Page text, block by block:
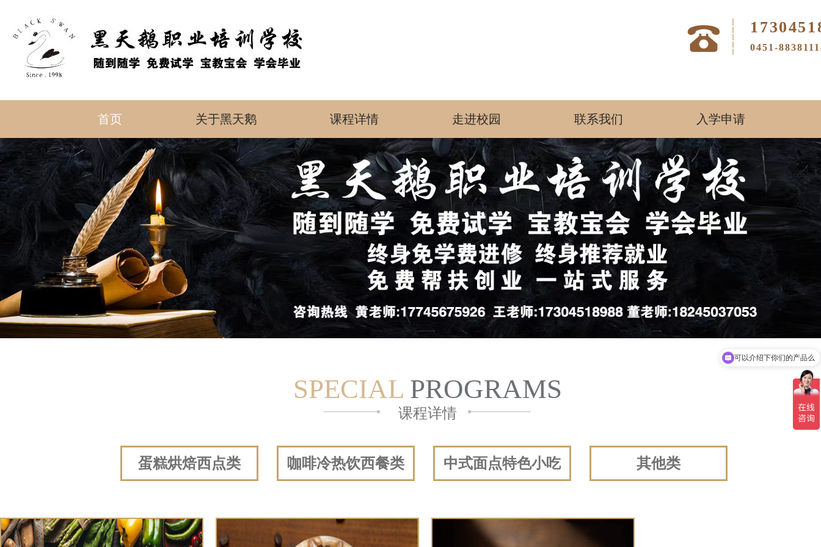
0451-
首页 关于黑天鹅 课程详情 走进校园 联系我们 入学申请
SPECIAL PROGRAMS
课程详情
蛋糕烘焙西点类 咖啡冷热饮西餐类 中式面点特色小吃 其他类
可以介绍下你们的产品么
你们是怎么收费的呢